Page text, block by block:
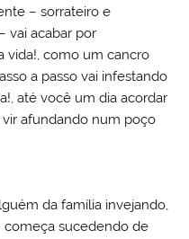
– sorrateiro e
vai acabar por
vida!, como um cancro
a passo vai infestando
até você um dia acordar
afundando num poço
da família invejando,
sucedendo de